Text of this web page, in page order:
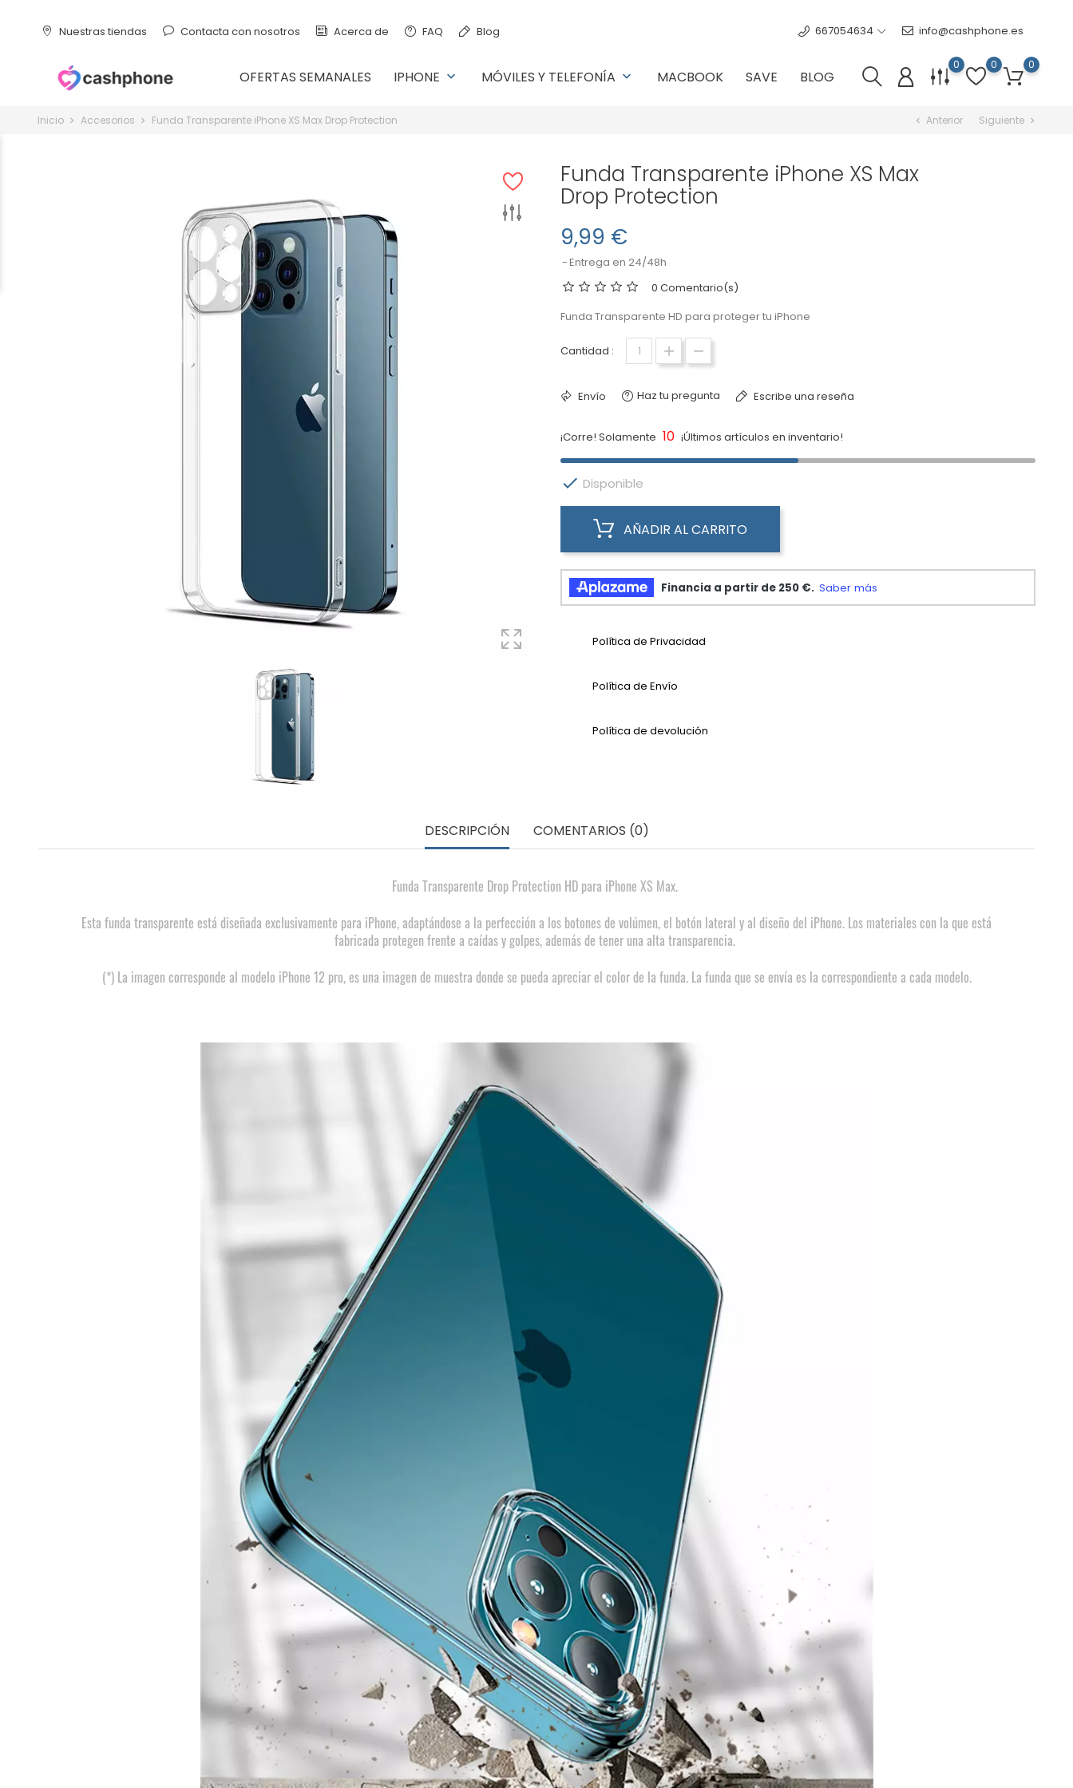
Nuestras tiendas Contacta con nosotros Acerca de FAQ Blog 667054634 info@cashphone.es
OFERTAS SEMANALES IPHONE keyboard_arrow_down MÓVILES Y TELEFONÍA keyboard_arrow_down MACBOOK SAVE BLOG
0
0
0
Inicio Accesorios Funda Transparente iPhone XS Max Drop Protection chevron_left Anterior Siguiente chevron_right
Funda Transparente iPhone XS Max
Drop Protection
9,99 €
Entrega en 24/48h
0 Comentario(s)
Funda Transparente HD para proteger tu iPhone
Cantidad :
Envío Haz tu pregunta Escribe una reseña
¡Corre! Solamente 10 ¡Últimos artículos en inventario!
 Disponible
AÑADIR AL CARRITO
Política de Privacidad
Política de Envío
Política de devolución
DESCRIPCIÓN COMENTARIOS (0)
Funda Transparente Drop Protection HD para iPhone XS Max.
Esta funda transparente está diseñada exclusivamente para iPhone, adaptándose a la perfección a los botones de volúmen, el botón lateral y al diseño del iPhone. Los materiales con la que está
fabricada protegen frente a caídas y golpes, además de tener una alta transparencia.
(*) La imagen corresponde al modelo iPhone 12 pro, es una imagen de muestra donde se pueda apreciar el color de la funda. La funda que se envía es la correspondiente a cada modelo.